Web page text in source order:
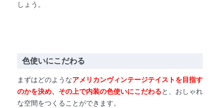
しょう。
色使いにこだわる
まずはどのようなアメリカンヴィンテージテイストを目指す
のかを決め、その上で内装の色使いにこだわると、おしゃれ
な空間をつくることができます。